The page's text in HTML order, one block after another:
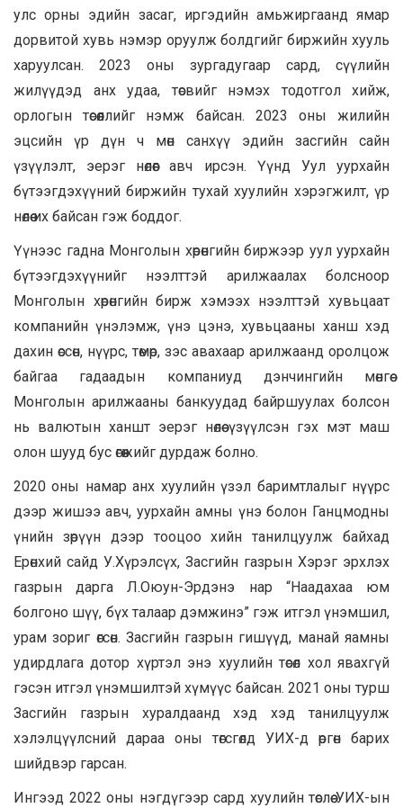
улс орны эдийн засаг, иргэдийн амьжиргаанд ямар
дорвитой хувь нэмэр оруулж болдгийг биржийн хууль
харуулсан. 2023 оны зургадугаар сард, сүүлийн
жилүүдэд анх удаа, төсвийг нэмэх тодотгол хийж,
орлогын төсөөллийг нэмж байсан. 2023 оны жилийн
эцсийн үр дүн ч мөн санхүү эдийн засгийн сайн
үзүүлэлт, эерэг нөлөөг авч ирсэн. Үүнд Уул уурхайн
бүтээгдэхүүний биржийн тухай хуулийн хэрэгжилт, үр
нөлөө их байсан гэж боддог.
Үүнээс гадна Монголын хөрөнгийн биржээр уул уурхайн
бүтээгдэхүүнийг нээлттэй арилжаалах болсноор
Монголын хөрөнгийн бирж хэмээх нээлттэй хувьцаат
компанийн үнэлэмж, үнэ цэнэ, хувьцааны ханш хэд
дахин өссөн, нүүрс, төмөр, зэс авахаар арилжаанд оролцож
байгаа гадаадын компаниуд дэнчингийн мөнгөө
Монголын арилжааны банкуудад байршуулах болсон
нь валютын ханшт эерэг нөлөө үзүүлсэн гэх мэт маш
олон шууд бус өгөөжийг дурдаж болно.
2020 оны намар анх хуулийн үзэл баримтлалыг нүүрс
дээр жишээ авч, уурхайн амны үнэ болон Ганцмодны
үнийн зөрүүн дээр тооцоо хийн танилцуулж байхад
Ерөнхий сайд У.Хүрэлсүх, Засгийн газрын Хэрэг эрхлэх
газрын дарга Л.Оюун-Эрдэнэ нар “Наадахаа юм
болгоно шүү, бүх талаар дэмжинэ” гэж итгэл үнэмшил,
урам зориг өгсөн. Засгийн газрын гишүүд, манай яамны
удирдлага дотор хүртэл энэ хуулийн төсөл хол явахгүй
гэсэн итгэл үнэмшилтэй хүмүүс байсан. 2021 оны турш
Засгийн газрын хуралдаанд хэд хэд танилцуулж
хэлэлцүүлсний дараа оны төгсгөлд УИХ-д өргөн барих
шийдвэр гарсан.
Ингээд 2022 оны нэгдүгээр сард хуулийн төслөө УИХ-ын